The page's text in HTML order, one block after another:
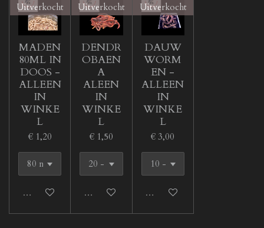
Uitverkocht
MADEN
80ML IN
DOOS -
ALLEEN
IN
WINKE
L
€ 1,20
Uitverkocht
Uitverkocht
DENDR
OBAEN
A
ALEEN
IN
WINKE
L
€ 1,50
Uitverkocht
Uitverkocht
DAUW
WORM
EN -
ALLEEN
IN
WINKE
L
€ 3,00
Uitverkocht